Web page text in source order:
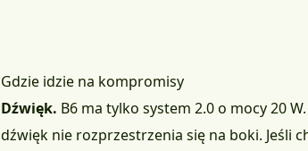
Gdzie idzie na kompromisy
Dźwięk. B6 ma tylko system 2.0 o mocy 20
dźwięk nie rozprzestrzenia się na boki. Jeśli